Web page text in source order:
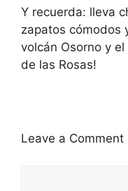
Y recuerda: lleva
zapatos cómodos
volcán Osorno y
de las Rosas!
Leave a Comment